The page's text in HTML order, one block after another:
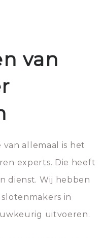
van
allemaal is het
experts. Die heeft
dienst. Wij hebben
in
uitvoeren.